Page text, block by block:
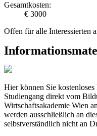
Gesamtkosten:
€ 3000
Offen für alle Interessierten
Hier können Sie
Studiengang direkt vom
Wirtschaftsakademie Wien
werden ausschließlich an
selbstverständlich nicht an